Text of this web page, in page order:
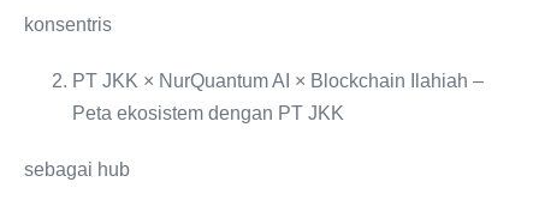
konsentris
PT JKK × NurQuantum AI × Blockchain Ilahiah –
Peta ekosistem dengan PT JKK
sebagai hub